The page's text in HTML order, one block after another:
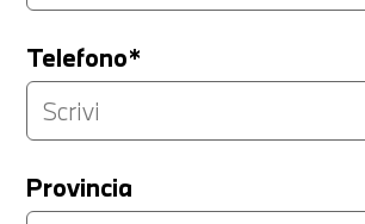
Telefono*
Provincia